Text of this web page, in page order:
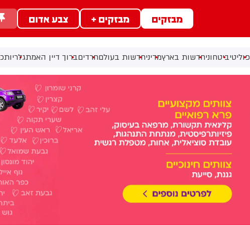
מבזקים מבזקים + צבע אדום
פוליטיביטחוניחדשות בארץמדיניחדשות בעולםחרדיםברוך דיין האמתגלריות